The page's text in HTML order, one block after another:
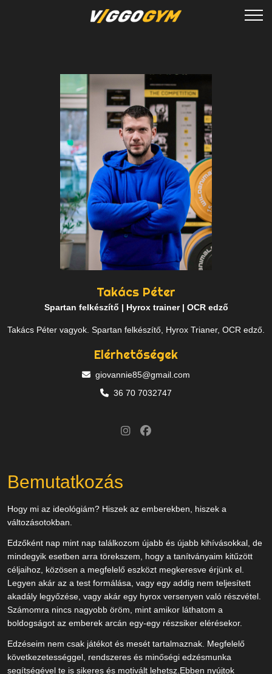
Takács Péter
Spartan felkészítő | Hyrox trainer | OCR edző
Takács Péter vagyok. Spartan felkészítő, Hyrox Trianer, OCR edző.
Elérhetőségek
giovannie85@gmail.com
36 70 7032747
Bemutatkozás
Hogy mi az ideológiám? Hiszek az emberekben, hiszek a
változásotokban.
Edzőként nap mint nap találkozom újabb és újabb kihívásokkal, de
mindegyik esetben arra törekszem, hogy a tanítványaim kitűzött
céljaihoz, közösen a megfelelő eszközt megkeresve érjünk el.
Legyen akár az a test formálása, vagy egy addig nem teljesített
akadály legyőzése, vagy akár egy hyrox versenyen való részvétel.
Számomra nincs nagyobb öröm, mint amikor láthatom a
boldogságot az emberek arcán egy-egy részsiker elérésekor.
Edzéseim nem csak játékot és mesét tartalmaznak. Megfelelő
következetességgel, rendszeres és minőségi edzésmunka
segítségével te is sikeres és motivált lehetsz.Ebben nyújtok